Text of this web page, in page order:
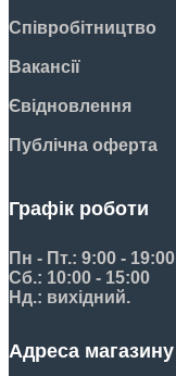
Співробітництво
Вакансії
Євідновлення
Публічна оферта
Графік роботи
Пн - Пт.: 9:00 - 19:00
Сб.: 10:00 - 15:00
Нд.: вихідний.
Адреса магазину